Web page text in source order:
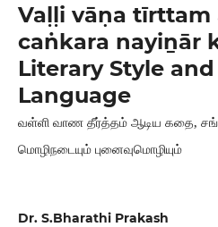
Vaḷḷi vāṇa tīrttam
caṅkara nayiṉār
Literary Style
Language
வள்ளி வாண தீர்த்தம் ஆடிய கதை,
மொழிநடையும் புனைவுமொழியும்
Dr. S.Bharathi Prakash